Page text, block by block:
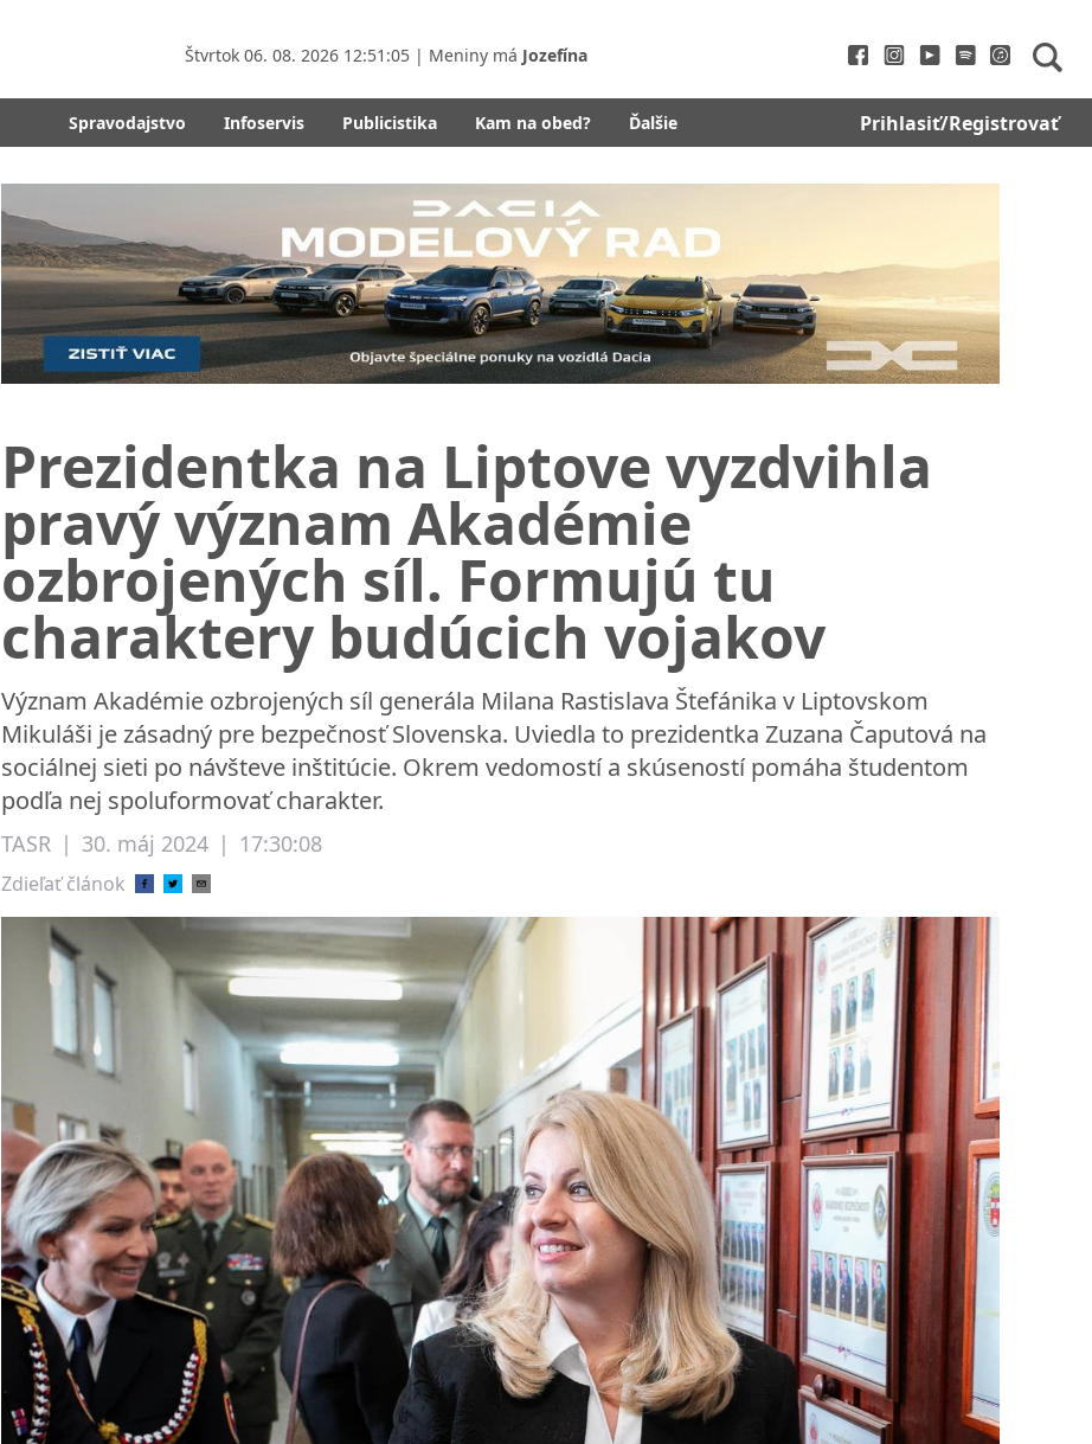
Štvrtok 06. 08. 2026 12:51:06 | Meniny má Jozefína
Spravodajstvo Infoservis Publicistika Kam na obed? Ďalšie Prihlasiť/Registrovať
Prezidentka na Liptove vyzdvihla
pravý význam Akadémie
ozbrojených síl. Formujú tu
charaktery budúcich vojakov
Význam Akadémie ozbrojených síl generála Milana Rastislava Štefánika v Liptovskom
Mikuláši je zásadný pre bezpečnosť Slovenska. Uviedla to prezidentka Zuzana Čaputová na
sociálnej sieti po návšteve inštitúcie. Okrem vedomostí a skúseností pomáha študentom
podľa nej spoluformovať charakter.
TASR | 30. máj 2024 | 17:30:08
Zdieľať článok